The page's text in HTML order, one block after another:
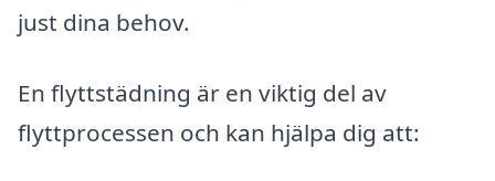
just dina behov.
En flyttstädning är en viktig del av
flyttprocessen och kan hjälpa dig att: